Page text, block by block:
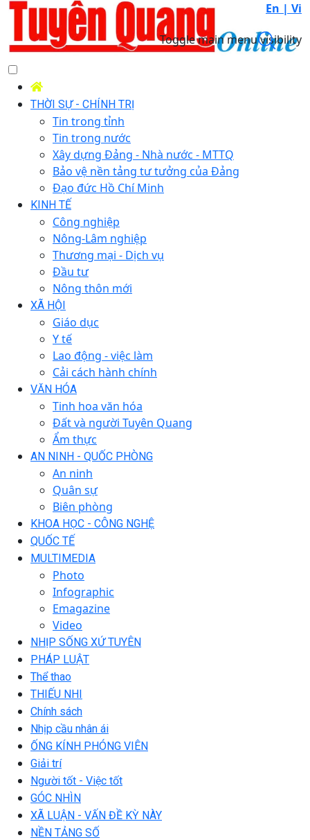
En | Vi
Toggle main menu visibility
THỜI SỰ - CHÍNH TRỊ
Tin trong tỉnh
Tin trong nước
Xây dựng Đảng - Nhà nước - MTTQ
Bảo vệ nền tảng tư tưởng của Đảng
Đạo đức Hồ Chí Minh
KINH TẾ
Công nghiệp
Nông-Lâm nghiệp
Thương mại - Dịch vụ
Đầu tư
Nông thôn mới
XÃ HỘI
Giáo dục
Y tế
Lao động - việc làm
Cải cách hành chính
VĂN HÓA
Tinh hoa văn hóa
Đất và người Tuyên Quang
Ẩm thực
AN NINH - QUỐC PHÒNG
An ninh
Quân sự
Biên phòng
KHOA HỌC - CÔNG NGHỆ
QUỐC TẾ
MULTIMEDIA
Photo
Infographic
Emagazine
Video
NHỊP SỐNG XỨ TUYÊN
PHÁP LUẬT
Thể thao
THIẾU NHI
Chính sách
Nhịp cầu nhân ái
ỐNG KÍNH PHÓNG VIÊN
Giải trí
Người tốt - Việc tốt
GÓC NHÌN
XÃ LUẬN - VẤN ĐỀ KỲ NÀY
NỀN TẢNG SỐ